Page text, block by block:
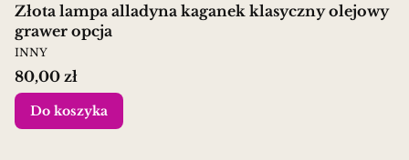
Złota lampa alladyna kaganek klasyczny olejowy
grawer opcja
PRODUCENT
INNY
Cena
80,00 zł
Do koszyka